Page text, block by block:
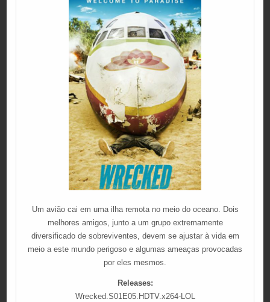
Um avião cai em uma ilha remota no meio do oceano. Dois
melhores amigos, junto a um grupo extremamente
diversificado de sobreviventes, devem se ajustar à vida em
meio a este mundo perigoso e algumas ameaças provocadas
por eles mesmos.
Releases:
Wrecked.S01E05.HDTV.x264-LOL